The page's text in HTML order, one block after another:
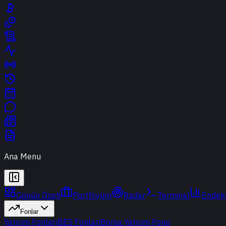
Ana Menu
Günün Özeti Portföyüm Radar Terminal
Fonlar
Yatırım FonlarıBES FonlarıBorsa Yatırım Fonu